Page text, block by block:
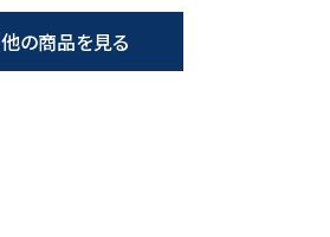
他の商品を見る